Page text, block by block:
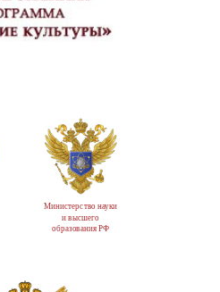
Министерство науки
и высшего
образования РФ